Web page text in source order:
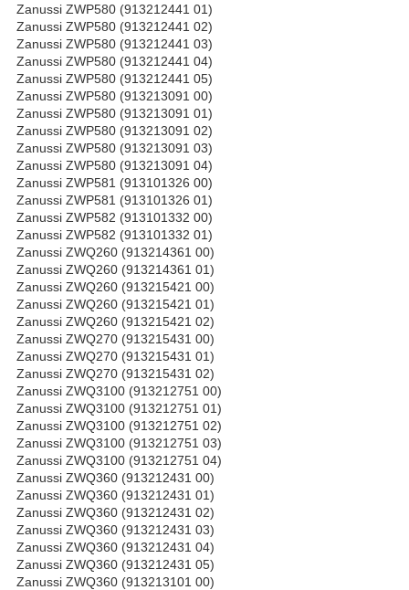
Zanussi ZWP580 (913212441 01)
Zanussi ZWP580 (913212441 02)
Zanussi ZWP580 (913212441 03)
Zanussi ZWP580 (913212441 04)
Zanussi ZWP580 (913212441 05)
Zanussi ZWP580 (913213091 00)
Zanussi ZWP580 (913213091 01)
Zanussi ZWP580 (913213091 02)
Zanussi ZWP580 (913213091 03)
Zanussi ZWP580 (913213091 04)
Zanussi ZWP581 (913101326 00)
Zanussi ZWP581 (913101326 01)
Zanussi ZWP582 (913101332 00)
Zanussi ZWP582 (913101332 01)
Zanussi ZWQ260 (913214361 00)
Zanussi ZWQ260 (913214361 01)
Zanussi ZWQ260 (913215421 00)
Zanussi ZWQ260 (913215421 01)
Zanussi ZWQ260 (913215421 02)
Zanussi ZWQ270 (913215431 00)
Zanussi ZWQ270 (913215431 01)
Zanussi ZWQ270 (913215431 02)
Zanussi ZWQ3100 (913212751 00)
Zanussi ZWQ3100 (913212751 01)
Zanussi ZWQ3100 (913212751 02)
Zanussi ZWQ3100 (913212751 03)
Zanussi ZWQ3100 (913212751 04)
Zanussi ZWQ360 (913212431 00)
Zanussi ZWQ360 (913212431 01)
Zanussi ZWQ360 (913212431 02)
Zanussi ZWQ360 (913212431 03)
Zanussi ZWQ360 (913212431 04)
Zanussi ZWQ360 (913212431 05)
Zanussi ZWQ360 (913213101 00)